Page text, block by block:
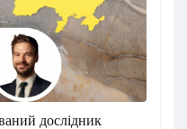
дослідник